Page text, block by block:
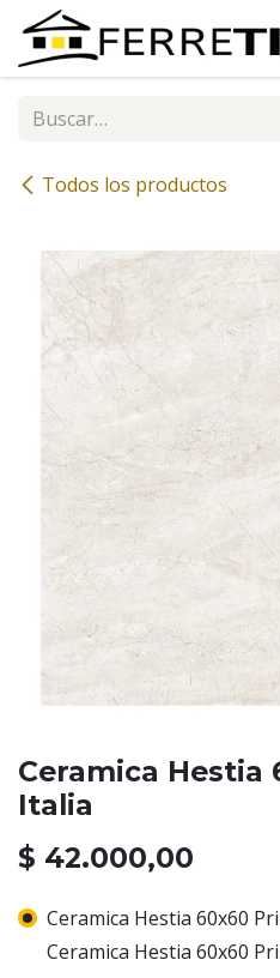
Ir al contenido
Todos los productos
Ceramica Hestia
Italia
$ 42.000,00
Ceramica Hestia 60x60
Ceramica Hestia 60x60